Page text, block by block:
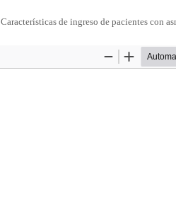
Características de ingreso de pacientes con